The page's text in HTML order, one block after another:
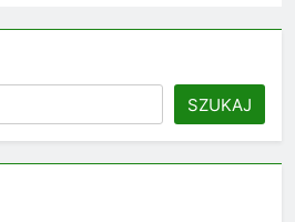
SZUKAJ